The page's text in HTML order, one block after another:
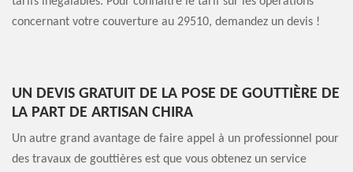
concernant votre couverture au 29510, demandez un devis !
UN DEVIS GRATUIT DE LA POSE DE GOUTTIÈRE DE
LA PART DE ARTISAN CHIRA
Un autre grand avantage de faire appel à un professionnel pour
des travaux de gouttières est que vous obtenez un service